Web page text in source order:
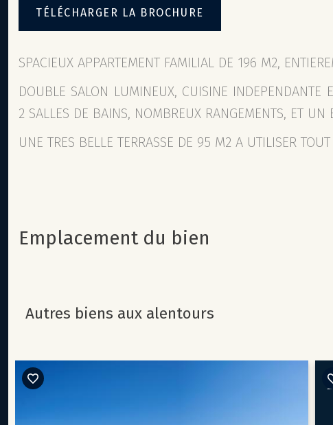
TÉLÉCHARGER LA BROCHURE
SPACIEUX APPARTEMENT FAMILIAL DE 196 M2,
DOUBLE SALON LUMINEUX, CUISINE INDEPENDANTE
2 SALLES DE BAINS, NOMBREUX RANGEMENTS, ET UN
UNE TRES BELLE TERRASSE DE 95 M2 A UTILISER
Emplacement du bien
autres biens aux alentours